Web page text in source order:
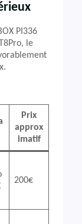
PI336
le
Prix
approx
imatif
200€